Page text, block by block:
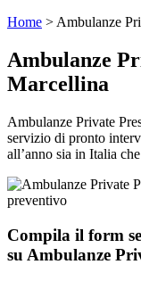
Home > Ambulanze
Ambulanze
Marcellina
Ambulanze Private
servizio di pronto
all’anno sia in Italia
Compila il form
su Ambulanze